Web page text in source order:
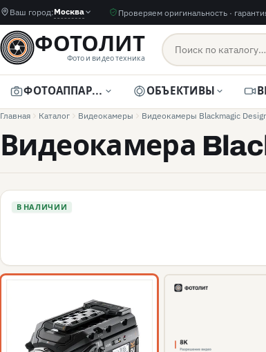
Ваш город:Москва Проверяем оригинальность ·
ФОТОЛИТ
Фото и видео техника
ФОТОАППАРАТЫ ОБЪЕКТИВЫ
Главная Каталог Видеокамеры Видеокамеры Blackmagic
Видеокамера
В НАЛИЧИИ